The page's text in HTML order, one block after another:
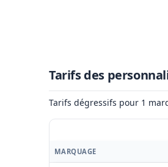
Tarifs des
Tarifs dégressifs pour 1
MARQUAGE